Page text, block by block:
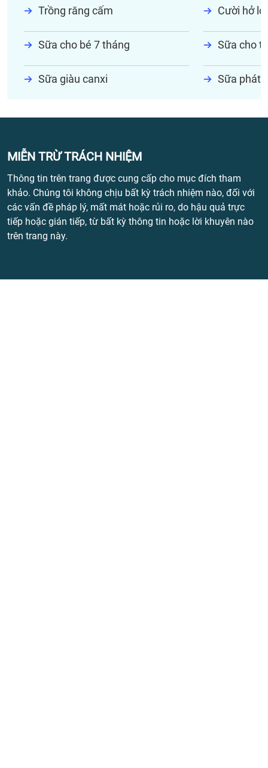
Trồng răng cấm Cười hở lợi
Sữa cho bé 7 tháng Sữa cho
Sữa giàu canxi Sữa phát
MIỄN TRỪ TRÁCH NHIỆM
Thông tin trên trang được cung cấp cho mục đích tham
khảo. Chúng tôi không chịu bất kỳ trách nhiệm nào, đối với
các vấn đề pháp lý, mất mát hoặc rủi ro, do hậu quả trực
tiếp hoặc gián tiếp, từ bất kỳ thông tin hoặc lời khuyên nào
trên trang này.